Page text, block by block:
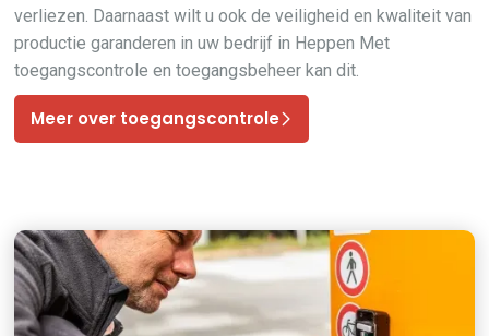
verliezen. Daarnaast wilt u ook de veiligheid en kwaliteit van
productie garanderen in uw bedrijf in Heppen Met
toegangscontrole en toegangsbeheer kan dit.
Meer over toegangscontrole